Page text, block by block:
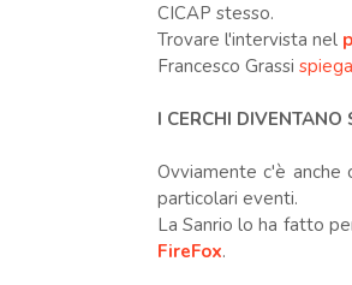
CICAP stesso.
Trovare l'intervista nel
Francesco Grassi
I CERCHI DIVENTANO
Ovviamente c'è anche
particolari eventi.
La Sanrio lo ha fatto
FireFox.